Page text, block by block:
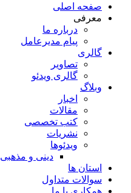
صفحه اصلی
معرفی
درباره ما
پیام مدیرعامل
گالری
تصاویر
گالری ویدئو
وبلاگ
اخبار
مقالات
کتب تخصصی
نشریات
ویدئوها
دینی و مذهبی
استان ها
سوالات متداول
همکاری با ما